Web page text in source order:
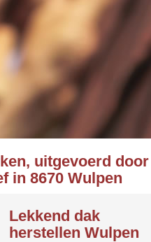
uitgevoerd door
in 8670 Wulpen
Lekkend dak
herstellen Wulpen